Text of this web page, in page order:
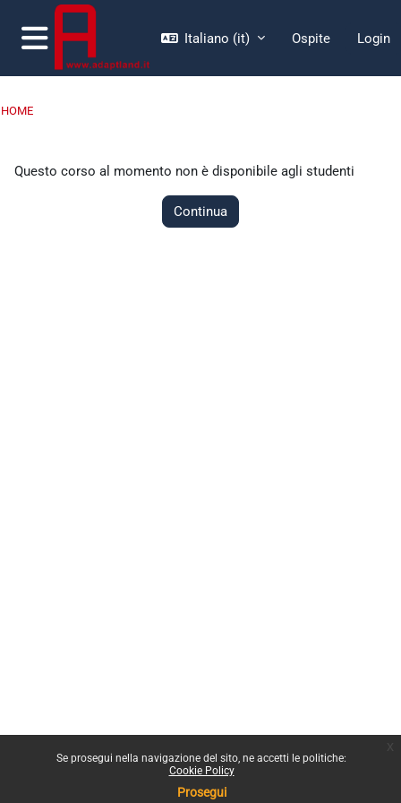
Vai al contenuto principale
Se prosegui nella navigazione del sito, ne accetti le politiche:
Cookie Policy
Prosegui
Pannello laterale
Italiano ‎(it)‎ Ospite Login
HOME
Questo corso al momento non è disponibile agli studenti
Continua